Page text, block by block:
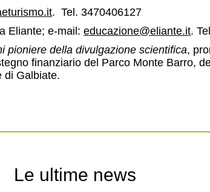
. Tel. 3470406127
Eliante; e-mail: educazione@eliante.it.
pioniere della divulgazione scientifica,
finanziario del Parco Monte Barro,
di Galbiate.
Le ultime news